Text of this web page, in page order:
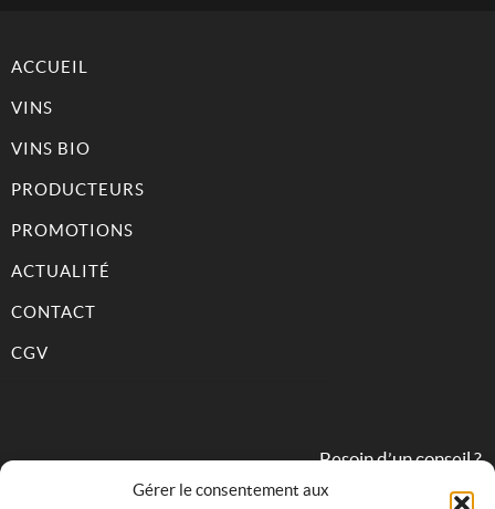
Gérer le consentement aux
ACCUEIL
VINS
VINS BIO
PRODUCTEURS
PROMOTIONS
ACTUALITÉ
CONTACT
CGV
Besoin d’un conseil ?